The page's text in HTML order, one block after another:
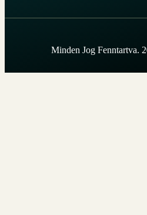
Minden Jog Fenntartva.